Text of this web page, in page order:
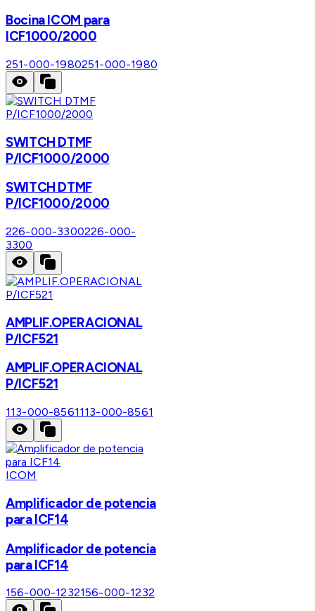
Bocina ICOM para
ICF1000/2000
251-000-1980251-000-1980
SWITCH DTMF
P/ICF1000/2000
SWITCH DTMF
P/ICF1000/2000
226-000-3300226-000-
3300
AMPLIF.OPERACIONAL
P/ICF521
AMPLIF.OPERACIONAL
P/ICF521
113-000-8561113-000-8561
ICOM
Amplificador de potencia
para ICF14
Amplificador de potencia
para ICF14
156-000-1232156-000-1232